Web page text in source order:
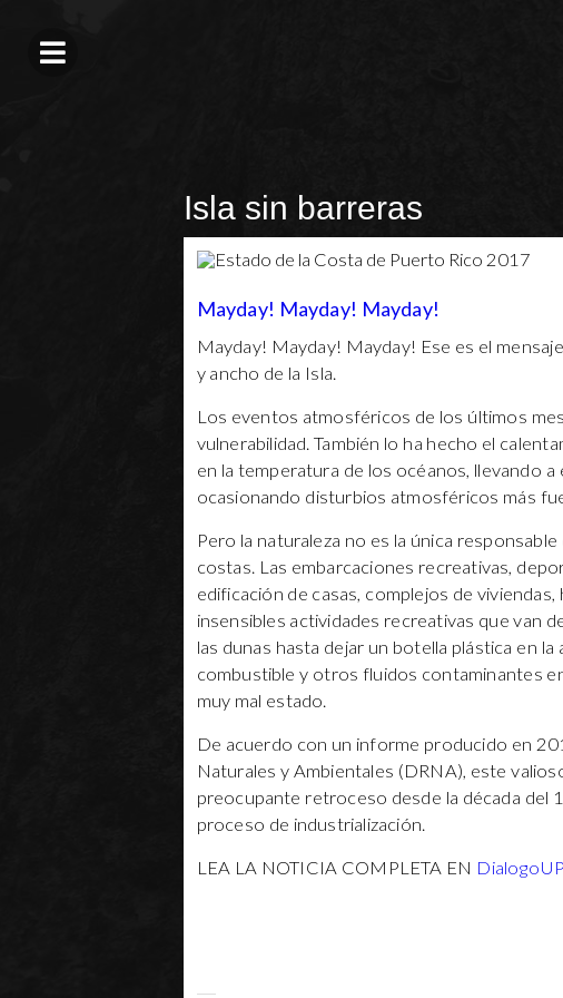
Isla sin barreras
Mayday! Mayday! Mayday!
Mayday! Mayday! Mayday! Ese es el
y ancho de la Isla.
Los eventos atmosféricos de los últimos
vulnerabilidad. También lo ha hecho el
en la temperatura de los océanos, llevando
ocasionando disturbios atmosféricos más
Pero la naturaleza no es la única
costas. Las embarcaciones recreativas,
edificación de casas, complejos de
insensibles actividades recreativas que van
las dunas hasta dejar un botella plástica en
combustible y otros fluidos contaminantes
muy mal estado.
De acuerdo con un informe producido en
Naturales y Ambientales (DRNA), este
preocupante retroceso desde la década del
proceso de industrialización.
LEA LA NOTICIA COMPLETA EN